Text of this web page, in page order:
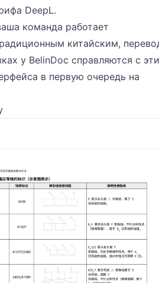
DeepL.
команда работает
китайским,
у BelinDoc справляются с
в первую очередь на